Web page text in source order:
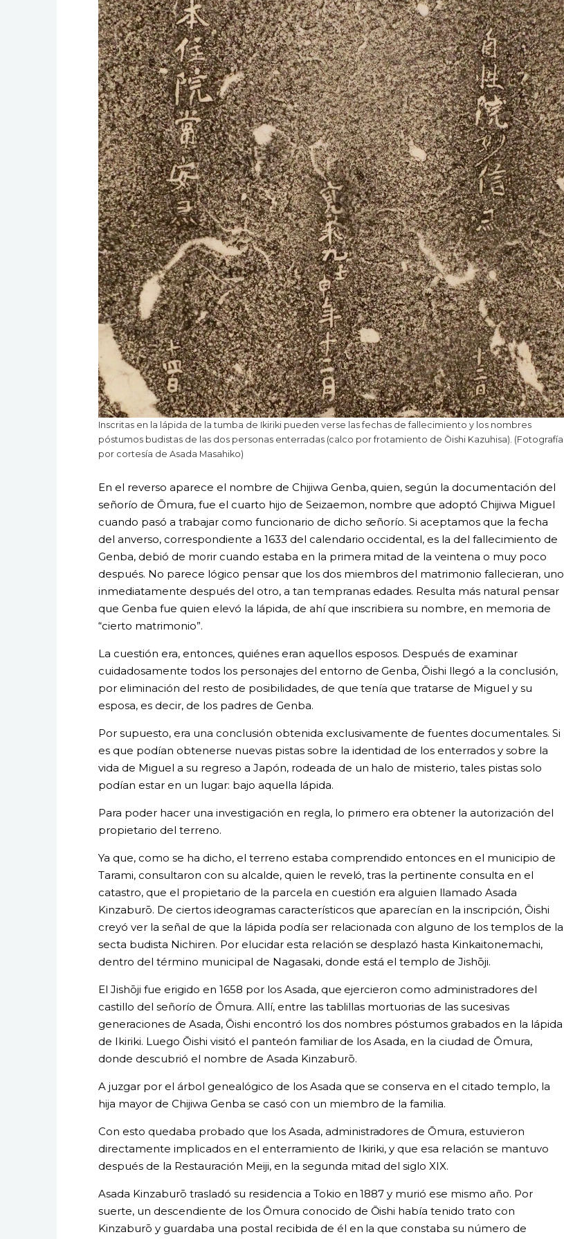
Inscritas en la lápida de la tumba de Ikiriki pueden verse las fechas de fallecimiento y los nombres
póstumos budistas de las dos personas enterradas (calco por frotamiento de Ōishi Kazuhisa). (Fotografía
por cortesía de Asada Masahiko)
En el reverso aparece el nombre de Chijiwa Genba, quien, según la documentación del
señorío de Ōmura, fue el cuarto hijo de Seizaemon, nombre que adoptó Chijiwa Miguel
cuando pasó a trabajar como funcionario de dicho señorío. Si aceptamos que la fecha
del anverso, correspondiente a 1633 del calendario occidental, es la del fallecimiento de
Genba, debió de morir cuando estaba en la primera mitad de la veintena o muy poco
después. No parece lógico pensar que los dos miembros del matrimonio fallecieran, uno
inmediatamente después del otro, a tan tempranas edades. Resulta más natural pensar
que Genba fue quien elevó la lápida, de ahí que inscribiera su nombre, en memoria de
“cierto matrimonio”.
La cuestión era, entonces, quiénes eran aquellos esposos. Después de examinar
cuidadosamente todos los personajes del entorno de Genba, Ōishi llegó a la conclusión,
por eliminación del resto de posibilidades, de que tenía que tratarse de Miguel y su
esposa, es decir, de los padres de Genba.
Por supuesto, era una conclusión obtenida exclusivamente de fuentes documentales. Si
es que podían obtenerse nuevas pistas sobre la identidad de los enterrados y sobre la
vida de Miguel a su regreso a Japón, rodeada de un halo de misterio, tales pistas solo
podían estar en un lugar: bajo aquella lápida.
Para poder hacer una investigación en regla, lo primero era obtener la autorización del
propietario del terreno.
Ya que, como se ha dicho, el terreno estaba comprendido entonces en el municipio de
Tarami, consultaron con su alcalde, quien le reveló, tras la pertinente consulta en el
catastro, que el propietario de la parcela en cuestión era alguien llamado Asada
Kinzaburō. De ciertos ideogramas característicos que aparecían en la inscripción, Ōishi
creyó ver la señal de que la lápida podía ser relacionada con alguno de los templos de la
secta budista Nichiren. Por elucidar esta relación se desplazó hasta Kinkaitonemachi,
dentro del término municipal de Nagasaki, donde está el templo de Jishōji.
El Jishōji fue erigido en 1658 por los Asada, que ejercieron como administradores del
castillo del señorío de Ōmura. Allí, entre las tablillas mortuorias de las sucesivas
generaciones de Asada, Ōishi encontró los dos nombres póstumos grabados en la lápida
de Ikiriki. Luego Ōishi visitó el panteón familiar de los Asada, en la ciudad de Ōmura,
donde descubrió el nombre de Asada Kinzaburō.
A juzgar por el árbol genealógico de los Asada que se conserva en el citado templo, la
hija mayor de Chijiwa Genba se casó con un miembro de la familia.
Con esto quedaba probado que los Asada, administradores de Ōmura, estuvieron
directamente implicados en el enterramiento de Ikiriki, y que esa relación se mantuvo
después de la Restauración Meiji, en la segunda mitad del siglo XIX.
Asada Kinzaburō trasladó su residencia a Tokio en 1887 y murió ese mismo año. Por
suerte, un descendiente de los Ōmura conocido de Ōishi había tenido trato con
Kinzaburō y guardaba una postal recibida de él en la que constaba su número de